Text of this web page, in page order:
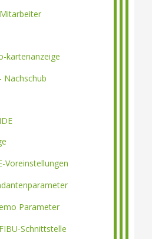
kartenanzeige
Nachschub
Voreinstellungen
Parameter
Schnittstelle